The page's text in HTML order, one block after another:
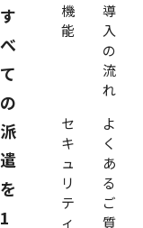
す
べ
て
の
派
遣
を
1
機
能
導
入
の
流
れ
セ
キ
ュ
リ
テ
ィ
よ
く
あ
る
ご
質